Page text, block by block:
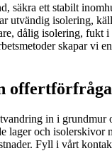
säkra ett stabilt
utvändig isolering,
dålig isolering, fukt
skapar vi
in i
och
Fyll i vårt